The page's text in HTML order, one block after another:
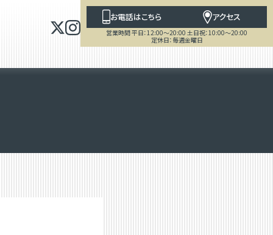
お電話はこちら アクセス
営業時間 平日：12:00～20:00 土日祝：10:00～20:00
定休日：毎週金曜日